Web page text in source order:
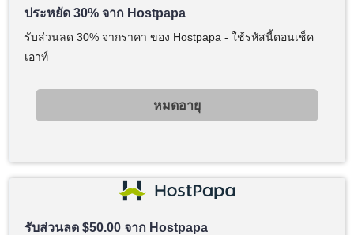
ประหยัด 30% จาก Hostpapa
รับส่วนลด 30% จากราคา ของ Hostpapa - ใช้รหัสนี้ตอนเช็ค
เอาท์
หมดอายุ
รับส่วนลด $50.00จาก Hostpapa